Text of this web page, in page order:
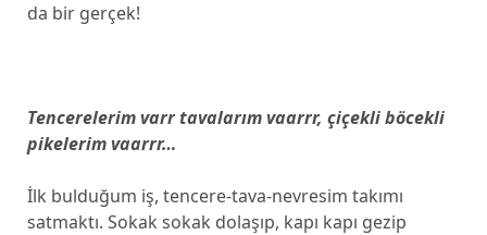
da bir gerçek!
Tencerelerim varr tavalarım vaarrr, çiçekli böcekli
pikelerim vaarrr…
İlk bulduğum iş, tencere-tava-nevresim takımı
satmaktı. Sokak sokak dolaşıp, kapı kapı gezip